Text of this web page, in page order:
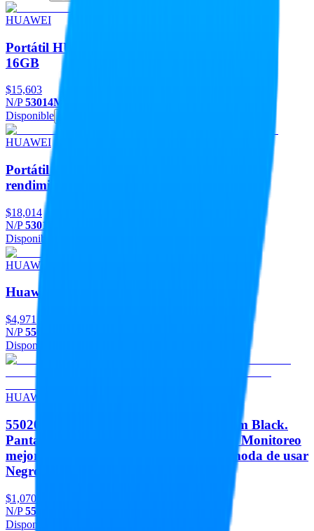
HUAWEI
Portátil HUAWEI MateBook D16 con Intel i5 y
16GB
$15,603
N/P53014MUD-DS
Disponible
HUAWEI
Portátil HUAWEI MateBook D16 con potente
rendimiento
$18,014
N/P53014MSJN-DS
Disponible
HUAWEI
Huawei Smarwatch Gt 6 Color Black
$4,971
N/P55020FUFN-DS
Disponible
HUAWEI
55020GUQ HUAWEI Band 11 Aluminum Black.
Pantalla de alto brillo de 1.62 pulgadas | Monitoreo
mejorado del sueño | Ultradelgada y cómoda de usar
Negro
$1,070
N/P55020GUQ
Disponible